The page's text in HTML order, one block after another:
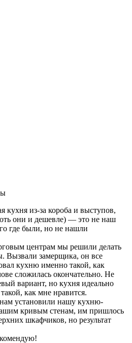
кухня из-за короба и выступов,
они и дешевле) — это не наш
где были, но не нашли
центрам мы решили делать
Вызвали замерщика, он все
кухню именно такой, как
сложилась окончательно. Не
вариант, но кухня идеально
как мне нравится.
установили нашу кухню-
кривым стенам, им пришлось
шкафчиков, но результат